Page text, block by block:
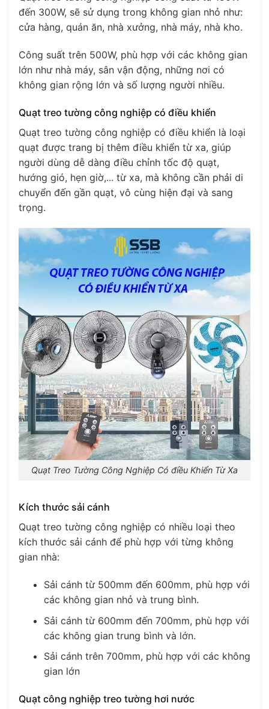
đến 300W, sẽ sử dụng trong không gian nhỏ như:
cửa hàng, quán ăn, nhà xưởng, nhà máy, nhà kho.
Công suất trên 500W, phù hợp với các không gian
lớn như nhà máy, sân vận động, những nơi có
không gian rộng lớn và số lượng người nhiều.
Quạt treo tường công nghiệp có điều khiển
Quạt treo tường công nghiệp có điều khiển là loại
quạt được trang bị thêm điều khiển từ xa, giúp
người dùng dễ dàng điều chỉnh tốc độ quạt,
hướng gió, hẹn giờ,... từ xa, mà không cần phải di
chuyển đến gần quạt, vô cùng hiện đại và sang
trọng.
Quạt Treo Tường Công Nghiệp Có điều Khiển Từ Xa
Kích thước sải cánh
Quạt treo tường công nghiệp có nhiều loại theo
kích thước sải cánh để phù hợp với từng không
gian nhà:
Sải cánh từ 500mm đến 600mm, phù hợp với
các không gian nhỏ và trung bình.
Sải cánh từ 600mm đến 700mm, phù hợp với
các không gian trung bình và lớn.
Sải cánh trên 700mm, phù hợp với các không
gian lớn
Quạt công nghiệp treo tường hơi nước